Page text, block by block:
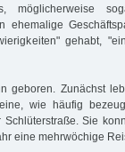
möglicherweise
ehe­malige
gehabt,
geboren. Zunächst
wie häufig
Sie
eine mehrwöchige